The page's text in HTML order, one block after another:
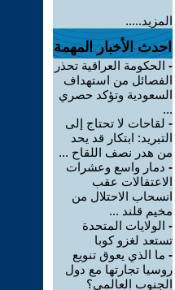
المزيد.....
احدث الأخبار المهمة
- الحكومة العراقية تحذر
الفصائل من استهداف
السعودية وتؤكد حصري
...
- لقاحات لا تحتاج إلى
التبريد: ابتكار قد يحد
من هدر نصف اللقاح ...
- دمار واسع وعشرات
الاعتقالات عقب
انسحاب الاحتلال من
مخيم قلند ...
- الولايات المتحدة
تستعد لغزو كوبا
- ما الذي يعوق تنويع
روسيا تجارتها مع دول
الجنوب العالمي؟